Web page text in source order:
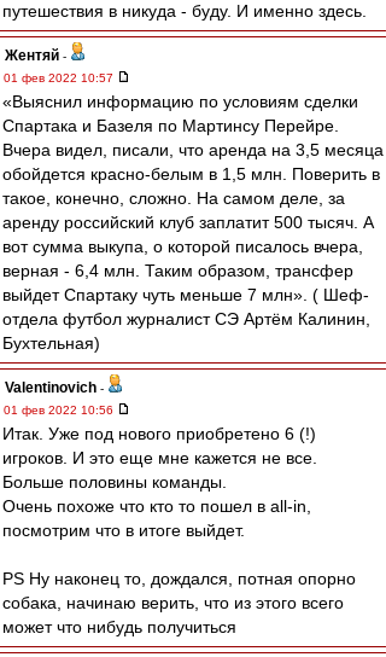
путешествия в никуда - буду. И именно здесь.
Жентяй -
01 фев 2022 10:57
«Выяснил информацию по условиям сделки
Спартака и Базеля по Мартинсу Перейре.
Вчера видел, писали, что аренда на 3,5 месяца
обойдется красно-белым в 1,5 млн. Поверить в
такое, конечно, сложно. На самом деле, за
аренду российский клуб заплатит 500 тысяч. А
вот сумма выкупа, о которой писалось вчера,
верная - 6,4 млн. Таким образом, трансфер
выйдет Спартаку чуть меньше 7 млн». ( Шеф-
отдела футбол журналист СЭ Артём Калинин,
Бухтельная)
Valentinovich -
01 фев 2022 10:56
Итак. Уже под нового приобретено 6 (!)
игроков. И это еще мне кажется не все.
Больше половины команды.
Очень похоже что кто то пошел в all-in,
посмотрим что в итоге выйдет.
PS Ну наконец то, дождался, потная опорно
собака, начинаю верить, что из этого всего
может что нибудь получиться